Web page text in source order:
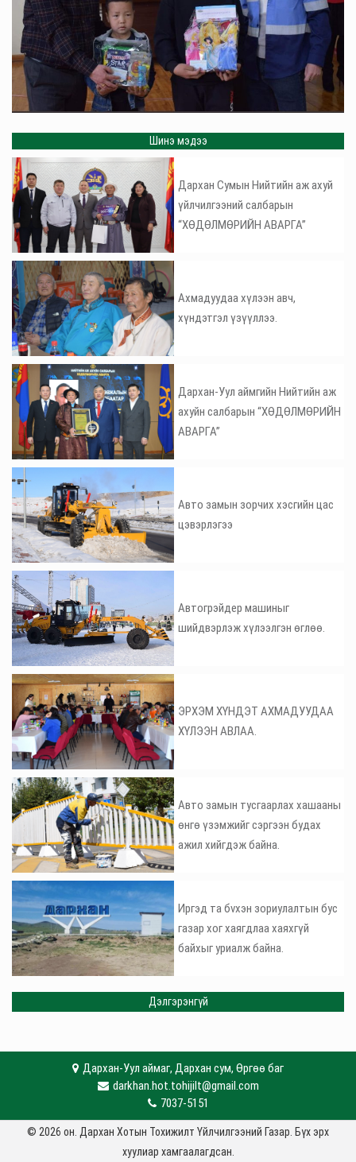
Шинэ мэдээ
Дархан Сумын Нийтийн аж ахуй
үйлчилгээний салбарын
“ХӨДӨЛМӨРИЙН АВАРГА”
Ахмадуудаа хүлээн авч,
хүндэтгэл үзүүллээ.
Дархан-Уул аймгийн Нийтийн аж
ахуйн салбарын “ХӨДӨЛМӨРИЙН
АВАРГА”
Авто замын зорчих хэсгийн цас
цэвэрлэгээ
Автогрэйдер машиныг
шийдвэрлэж хүлээлгэн өглөө.
ЭРХЭМ ХҮНДЭТ АХМАДУУДАА
ХҮЛЭЭН АВЛАА.
Авто замын тусгаарлах хашааны
өнгө үзэмжийг сэргээн будах
ажил хийгдэж байна.
Иргэд та бvхэн зориулалтын бус
газар хог хаягдлаа хаяхгүй
байхыг уриалж байна.
Дэлгэрэнгүй
Дархан-Уул аймаг, Дархан сум, Өргөө баг
darkhan.hot.tohijilt@gmail.com
7037-5151
© 2026 он. Дархан Хотын Тохижилт Үйлчилгээний Газар. Бүх эрх
хуулиар хамгаалагдсан.